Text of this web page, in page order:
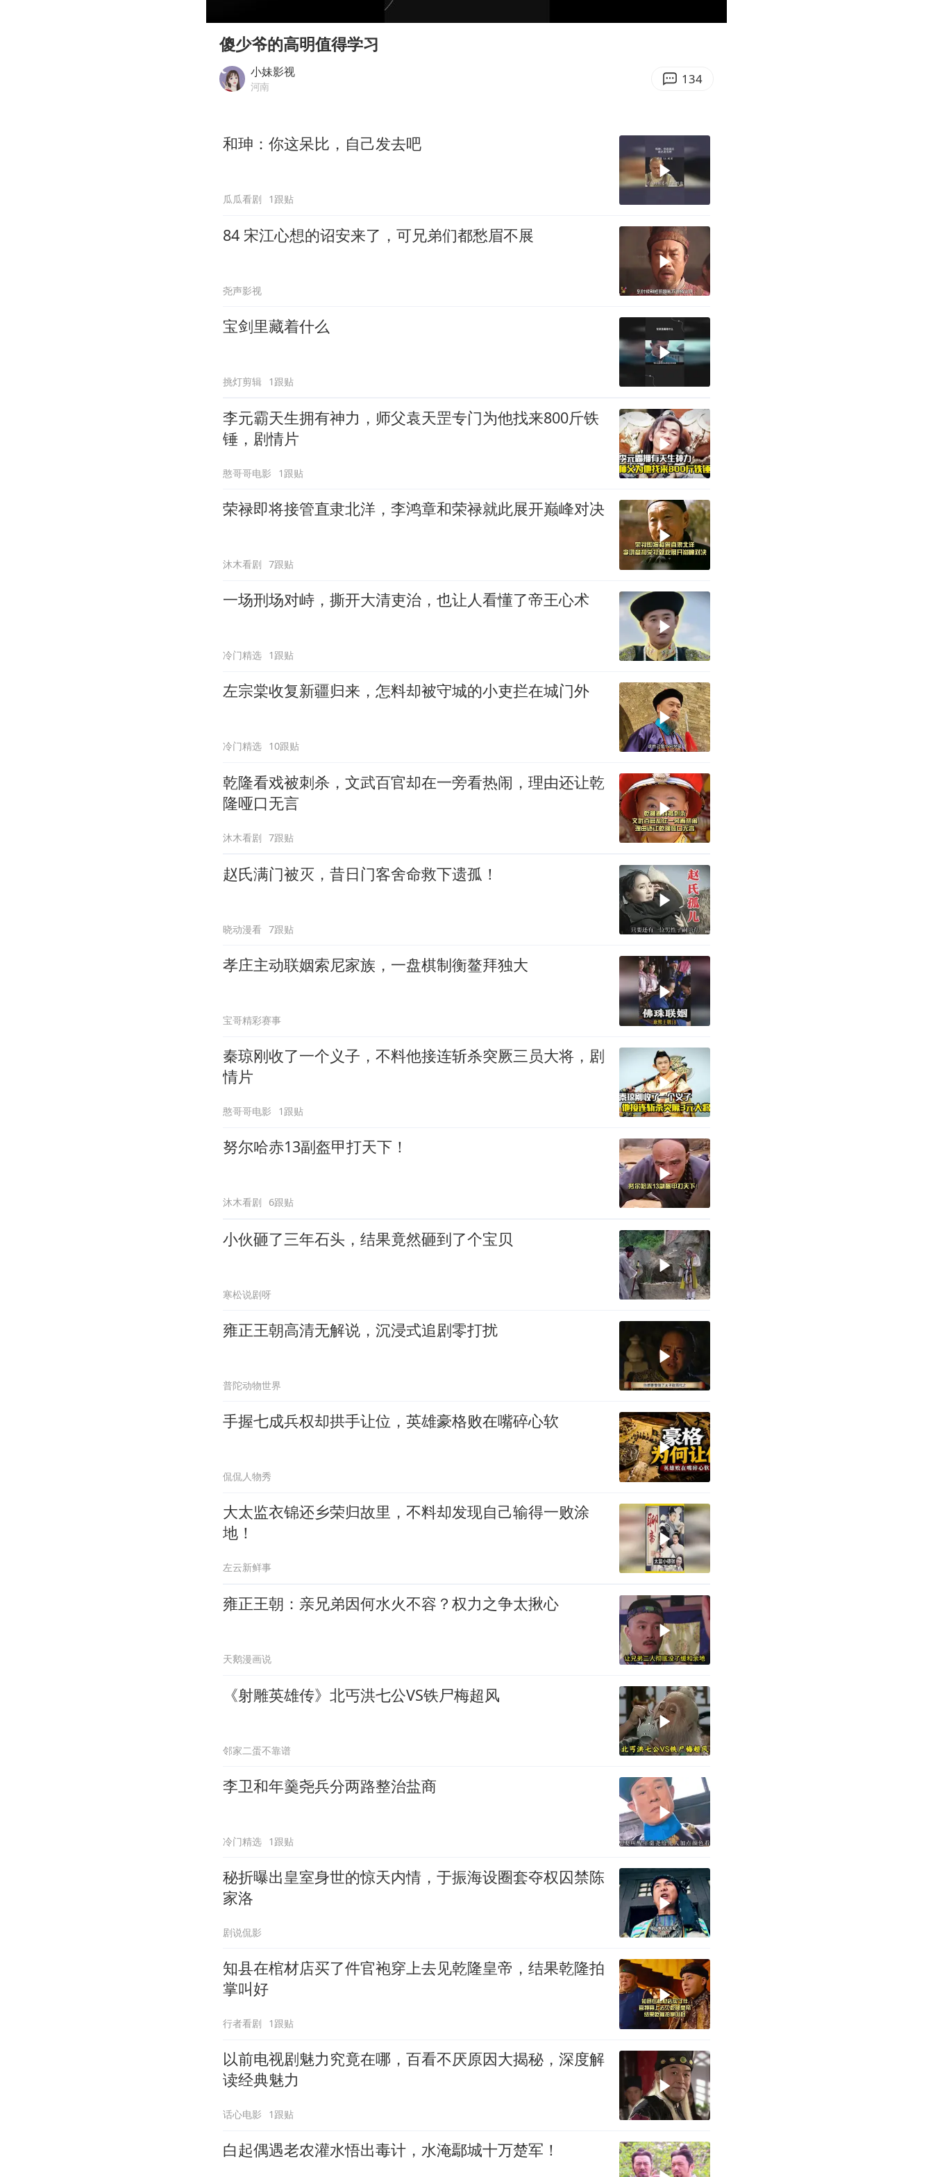
因定位纠纷男子将外卖员砍成植物人
媒体：“内容由AI生成”不是免责盾牌
制冰厂工人旺季能月入一万三
傻少爷的高明值得学习
小妹影视
河南 134
和珅：你这呆比，自己发去吧
瓜瓜看剧 1跟贴
84 宋江心想的诏安来了，可兄弟们都愁眉不展
尧声影视
宝剑里藏着什么
挑灯剪辑 1跟贴
李元霸天生拥有神力，师父袁天罡专门为他找来800斤铁
锤，剧情片
憨哥哥电影 1跟贴
荣禄即将接管直隶北洋，李鸿章和荣禄就此展开巅峰对决
沐木看剧 7跟贴
一场刑场对峙，撕开大清吏治，也让人看懂了帝王心术
冷门精选 1跟贴
左宗棠收复新疆归来，怎料却被守城的小吏拦在城门外
冷门精选 10跟贴
乾隆看戏被刺杀，文武百官却在一旁看热闹，理由还让乾
隆哑口无言
沐木看剧 7跟贴
赵氏满门被灭，昔日门客舍命救下遗孤！
晓动漫看 7跟贴
孝庄主动联姻索尼家族，一盘棋制衡鳌拜独大
宝哥精彩赛事
秦琼刚收了一个义子，不料他接连斩杀突厥三员大将，剧
情片
憨哥哥电影 1跟贴
努尔哈赤13副盔甲打天下！
沐木看剧 6跟贴
小伙砸了三年石头，结果竟然砸到了个宝贝
寒松说剧呀
雍正王朝高清无解说，沉浸式追剧零打扰
普陀动物世界
手握七成兵权却拱手让位，英雄豪格败在嘴碎心软
侃侃人物秀
大太监衣锦还乡荣归故里，不料却发现自己输得一败涂
地！
左云新鲜事
雍正王朝：亲兄弟因何水火不容？权力之争太揪心
天鹅漫画说
《射雕英雄传》北丐洪七公VS铁尸梅超风
邻家二蛋不靠谱
李卫和年羹尧兵分两路整治盐商
冷门精选 1跟贴
秘折曝出皇室身世的惊天内情，于振海设圈套夺权囚禁陈
家洛
剧说侃影
知县在棺材店买了件官袍穿上去见乾隆皇帝，结果乾隆拍
掌叫好
行者看剧 1跟贴
以前电视剧魅力究竟在哪，百看不厌原因大揭秘，深度解
读经典魅力
话心电影 1跟贴
白起偶遇老农灌水悟出毒计，水淹鄢城十万楚军！